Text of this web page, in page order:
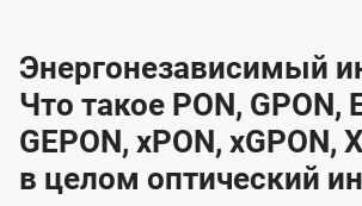
Энергонезависимый
Что такое PON, GPON,
GEPON, xPON, xGPON,
в целом оптический